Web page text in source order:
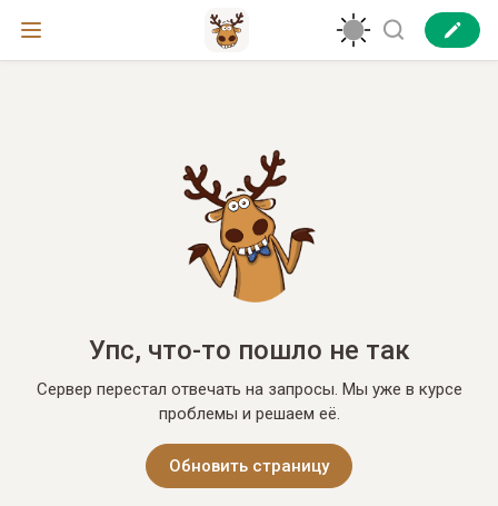
Упс, что-то пошло не так
Сервер перестал отвечать на запросы. Мы уже в курсе
проблемы и решаем её.
Обновить страницу